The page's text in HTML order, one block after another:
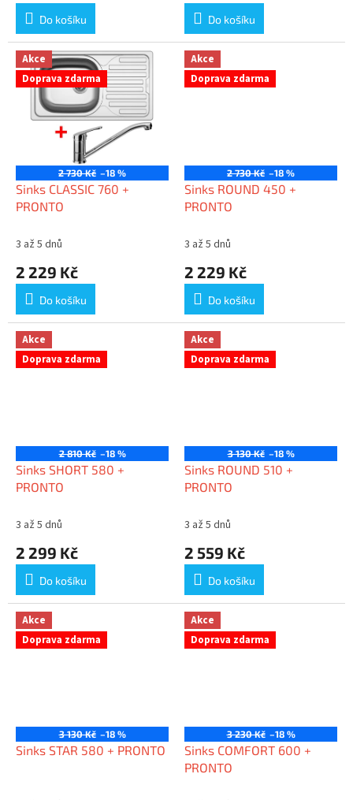
Do košíku Do košíku
Akce
Doprava zdarma
2 730 Kč –18 %
Sinks CLASSIC 760 +
PRONTO
3 až 5 dnů
2 229 Kč
Do košíku
Akce
Doprava zdarma
2 730 Kč –18 %
Sinks ROUND 450 +
PRONTO
3 až 5 dnů
2 229 Kč
Do košíku
Akce
Doprava zdarma
2 810 Kč –18 %
Sinks SHORT 580 +
PRONTO
3 až 5 dnů
2 299 Kč
Do košíku
Akce
Doprava zdarma
3 130 Kč –18 %
Sinks ROUND 510 +
PRONTO
3 až 5 dnů
2 559 Kč
Do košíku
Akce
Doprava zdarma
3 130 Kč –18 %
Sinks STAR 580 + PRONTO
Akce
Doprava zdarma
3 230 Kč –18 %
Sinks COMFORT 600 +
PRONTO